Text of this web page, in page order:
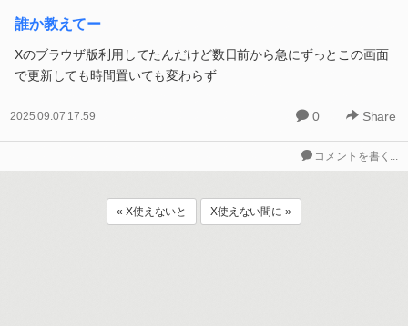
誰か教えてー
Xのブラウザ版利用してたんだけど数日前から急にずっとこの画面
で更新しても時間置いても変わらず
2025.09.07 17:59 0 Share
コメントを書く...
« X使えないと X使えない間に »